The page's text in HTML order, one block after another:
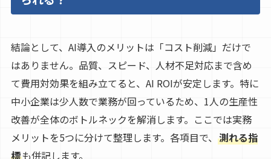
結論として、AI導入のメリットは「コスト削減」だけで
はありません。品質、スピード、人材不足対応まで含め
て費用対効果を組み立てると、AI ROIが安定します。特に
中小企業は少人数で業務が回っているため、1人の生産性
改善が全体のボトルネックを解消します。ここでは実務
メリットを5つに分けて整理します。各項目で、 測れる指
標も併記します。